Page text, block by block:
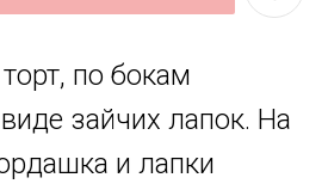
по бокам
зайчих лапок. На
и лапки